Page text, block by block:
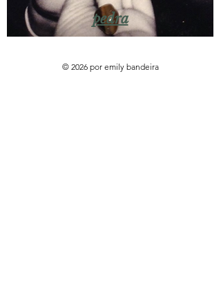
pedra
© 2026 por emily bandeira